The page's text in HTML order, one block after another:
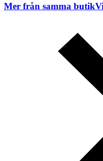
Mer från samma butik